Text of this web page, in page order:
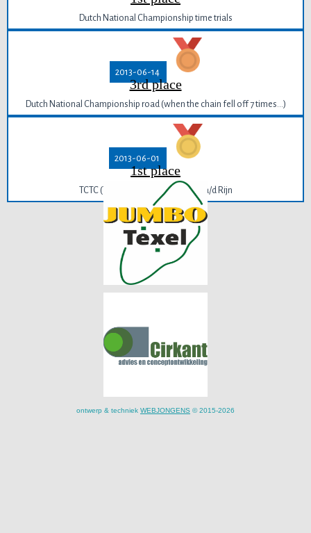
Dutch National Championship time trials
2013-06-14
3rd place
Dutch National Championship road (when the chain fell off 7 times…)
2013-06-01
1st place
TCTC (Top competition) 3 Alphen a/d Rijn
ontwerp & techniek WEBJONGENS © 2015-2026